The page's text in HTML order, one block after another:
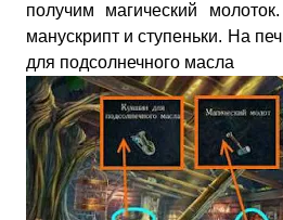
получим магический
манускрипт и ступеньки. На
для подсолнечного масла